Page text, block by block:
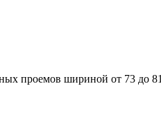
проемов шириной от 73 до